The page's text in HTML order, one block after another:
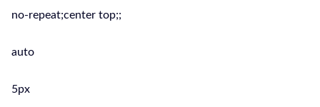
no-repeat;center top;;
auto
5px